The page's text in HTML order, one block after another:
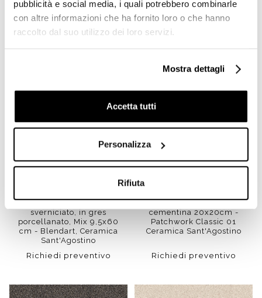
pubblicità e social media, i quali potrebbero combinarle
con altre informazioni che ha fornito loro o che hanno
raccolto dal suo utilizzo dei loro servizi.
Mostra dettagli
Accetta tutti
Personalizza
Rifiuta
Prodotti simili
Battiscopa effetto legno
sverniciato, in gres
porcellanato, Mix 9,5x60
cm - Blendart, Ceramica
Sant'Agostino
Richiedi preventivo
Gres porcellanato effetto
cementina 20x20cm -
Patchwork Classic 01
Ceramica Sant'Agostino
Richiedi preventivo